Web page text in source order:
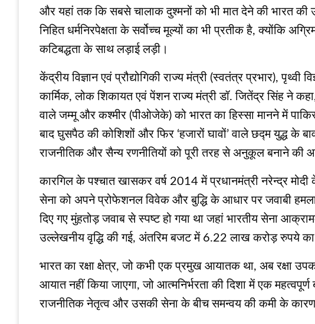
और यहां तक कि सबसे चालाक दुश्मनों को भी मात देने की भारत की
निहित धर्मनिरपेक्षता के सर्वोच्‍च मूल्यों का भी प्रतीक है, क्‍योंकि
कटिबद्धता के साथ लड़ाई लड़ी।
केंद्रीय विज्ञान एवं प्रौद्योगिकी राज्य मंत्री (स्वतंत्र प्रभार), पृथ्वी
कार्मिक, लोक शिकायत एवं पेंशन राज्य मंत्री डॉ. जितेंद्र सिंह ने
वाले जम्मू और कश्मीर (पीओजेके) को भारत का हिस्सा मानने में
बाद घुसपैठ की कोशिशों और फि‍र ‘हजारों घावों’ वाले छद्म युद्ध के
राजनीतिक और सैन्य रणनीतियों को पूरी तरह से अनुकूल बनाने की
कारगिल के पश्‍चात खासकर वर्ष 2014 में प्रधानमंत्री नरेन्‍द्र
सेना को अपने प्रोफेशनल विवेक और बुद्धि के आधार पर जवाबी
दिए गए मुंहतोड़ जवाब से स्पष्ट हो गया था जहां भारतीय सेना
उल्लेखनीय वृद्धि की गई, अंतरिम बजट में 6.22 लाख करोड़ रुपये का
भारत का रक्षा क्षेत्र, जो कभी एक प्रमुख आयातक था, अब रक्षा
आयात नहीं किया जाएगा, जो आत्मनिर्भरता की दिशा में एक
राजनीतिक नेतृत्व और उसकी सेना के बीच समन्वय की कमी के